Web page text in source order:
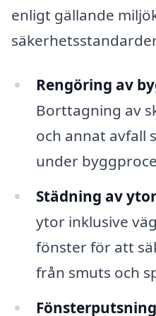
enligt gällande
Rengöring av
Borttagning av
och annat avfall
under
Städning av
ytor inklusive
fönster för att
från smuts och